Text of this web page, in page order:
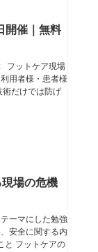
開催｜無料
フットケア現場
用者様・患者様
だけでは防げ
場の危機
ーマにした勉強
安全に関する内
と フットケアの